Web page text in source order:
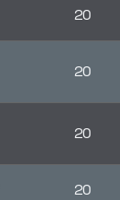
20
20
20
20